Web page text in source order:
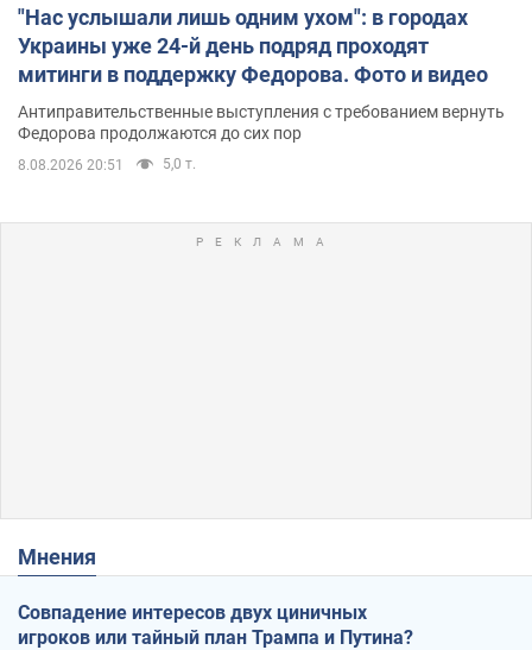
"Нас услышали лишь одним ухом": в городах
Украины уже 24-й день подряд проходят
митинги в поддержку Федорова. Фото и видео
Антиправительственные выступления с требованием вернуть
Федорова продолжаются до сих пор
8.08.2026 20:51 5,0 т.
Мнения
Совпадение интересов двух циничных
игроков или тайный план Трампа и Путина?